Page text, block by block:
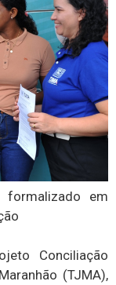
formalizado em
Conciliação
(TJMA),